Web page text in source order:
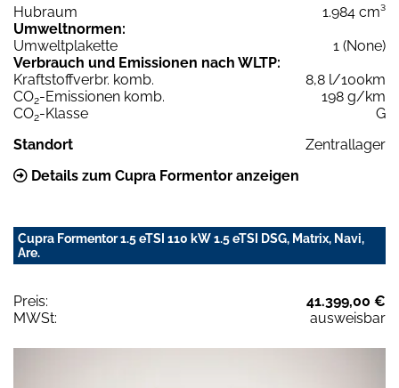
Hubraum
1.984 cm³
Umweltnormen:
Umweltplakette
1 (None)
Verbrauch und Emissionen nach WLTP:
Kraftstoffverbr. komb.
8,8 l/100km
CO2-Emissionen komb.
198 g/km
CO2-Klasse
G
Standort
Zentrallager
Details zum Cupra Formentor anzeigen
Cupra Formentor 1.5 eTSI 110 kW 1.5 eTSI DSG, Matrix, Navi,
Are.
Preis:
41.399,00 €
MWSt:
ausweisbar